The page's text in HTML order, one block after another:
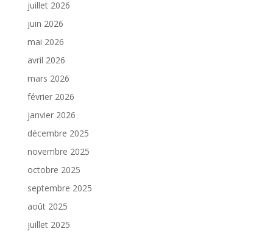
juillet 2026
juin 2026
mai 2026
avril 2026
mars 2026
février 2026
janvier 2026
décembre 2025
novembre 2025
octobre 2025
septembre 2025
août 2025
juillet 2025